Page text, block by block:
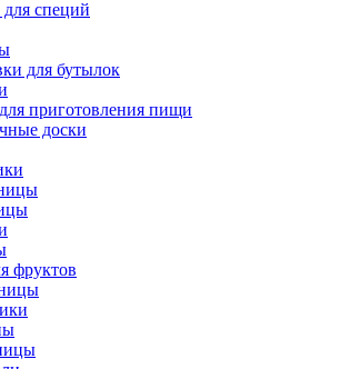
специй
для бутылок
приготовления пищи
доски
фруктов